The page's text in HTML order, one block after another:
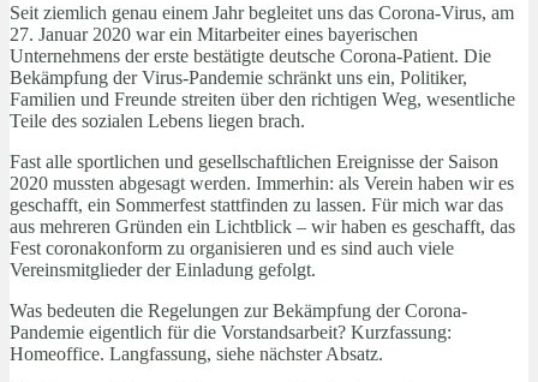
Seit ziemlich genau einem Jahr begleitet uns das Corona-Virus, am
27. Januar 2020 war ein Mitarbeiter eines bayerischen
Unternehmens der erste bestätigte deutsche Corona-Patient. Die
Bekämpfung der Virus-Pandemie schränkt uns ein, Politiker,
Familien und Freunde streiten über den richtigen Weg, wesentliche
Teile des sozialen Lebens liegen brach.
Fast alle sportlichen und gesellschaftlichen Ereignisse der Saison
2020 mussten abgesagt werden. Immerhin: als Verein haben wir es
geschafft, ein Sommerfest stattfinden zu lassen. Für mich war das
aus mehreren Gründen ein Lichtblick – wir haben es geschafft, das
Fest coronakonform zu organisieren und es sind auch viele
Vereinsmitglieder der Einladung gefolgt.
Was bedeuten die Regelungen zur Bekämpfung der Corona-
Pandemie eigentlich für die Vorstandsarbeit? Kurzfassung:
Homeoffice. Langfassung, siehe nächster Absatz.